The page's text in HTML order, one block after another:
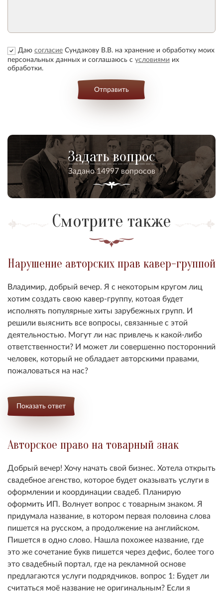
Даю согласие Сундакову В.В. на хранение и обработку моих
персональных данных и соглашаюсь с условиями их
обработки.
Отправить
Задать вопрос
Задано 14997 вопросов
Смотрите также
Нарушение авторских прав кавер-группой
Владимир, добрый вечер. Я с некоторым кругом лиц
хотим создать свою кавер-группу, котоая будет
исполнять популярные хиты зарубежных групп. И
решили выяснить все вопросы, связанные с этой
деятельностью. Могут ли нас привлечь к какой-либо
ответственности? И может ли совершенно посторонний
человек, который не обладает авторскими правами,
пожаловаться на нас?
Показать ответ
Авторское право на товарный знак
Добрый вечер! Хочу начать свой бизнес. Хотела открыть
свадебное агенство, которое будет оказывать услуги в
оформлении и координации свадеб. Планирую
оформить ИП. Волнует вопрос с товарным знаком. Я
придумала название, в котором первая половина слова
пишется на русском, а продолжение на английском.
Пишется в одно слово. Нашла похожее название, где
это же сочетание букв пишется через дефис, более того
это свадебный портал, где на рекламной основе
предлагаются услуги подрядчиков. вопрос 1: Будет ли
считаться моё название не оригинальным? Если я